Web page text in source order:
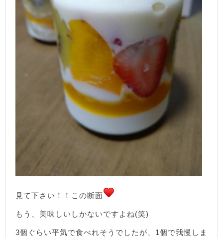
見て下さい！！この断面
もう、美味しいしかないですよね(笑)
3個ぐらい平気で食べれそうでしたが、1個で我慢しま